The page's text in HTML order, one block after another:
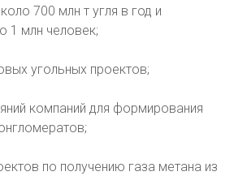
700 млн т угля в год и
1 млн человек;
угольных проектов;
компаний для формирования
по получению газа метана из